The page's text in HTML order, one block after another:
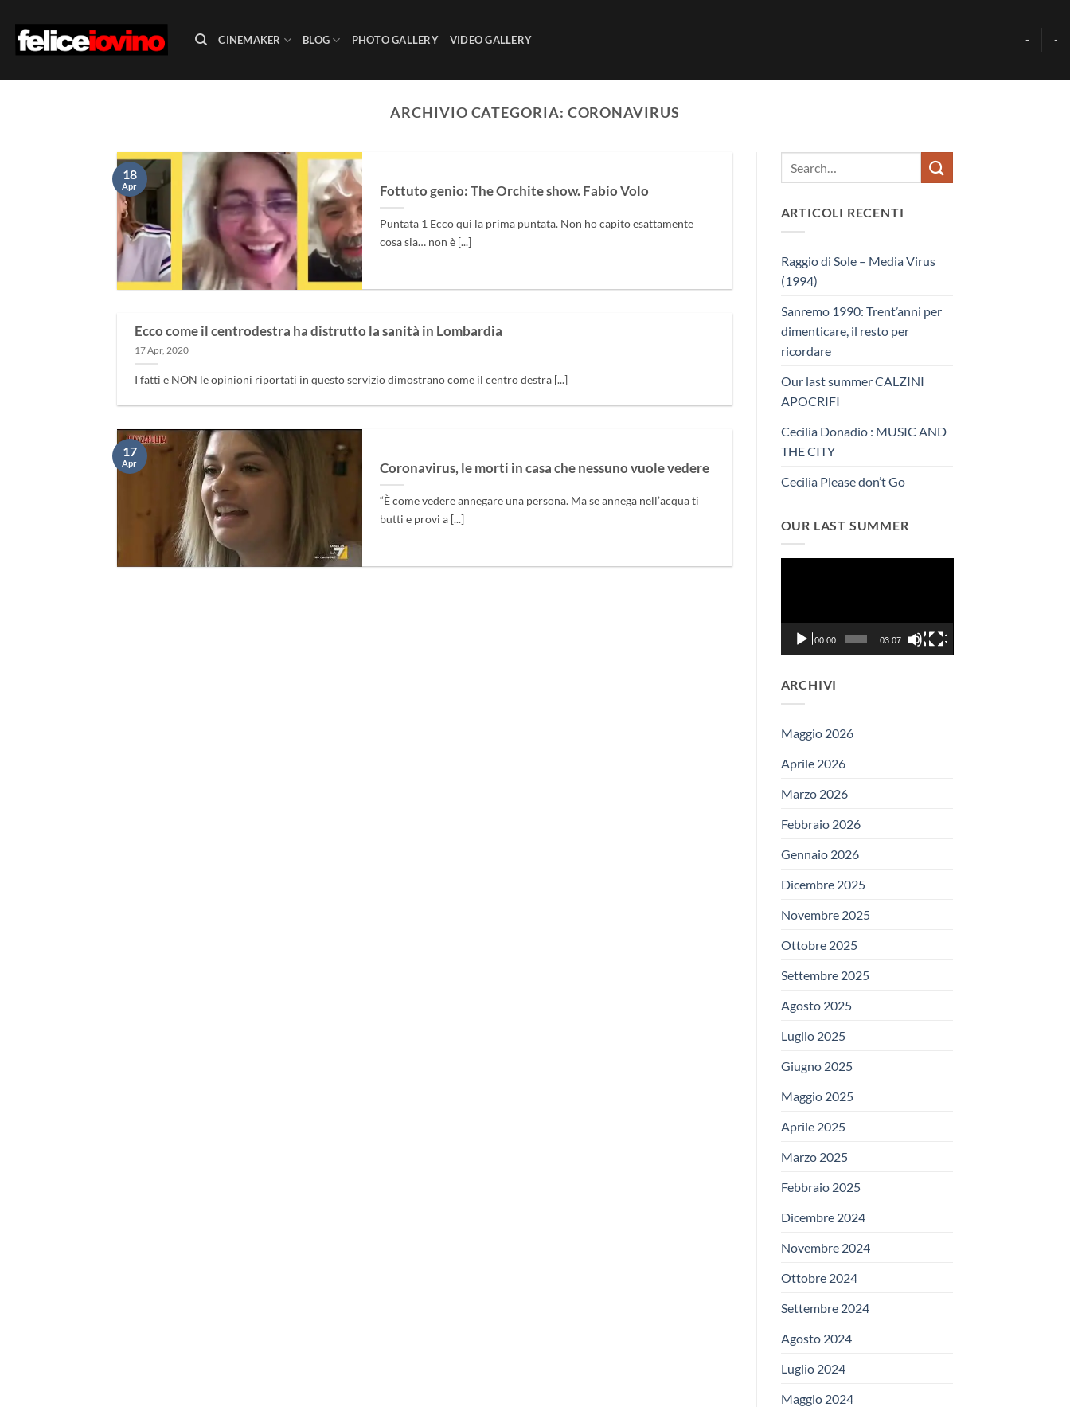
contenuti
CINEMAKER BLOG PHOTO GALLERY VIDEO GALLERY - -
ARCHIVIO CATEGORIA: CORONAVIRUS
Fottuto genio: The Orchite show. Fabio Volo
Puntata 1 Ecco qui la prima puntata. Non ho capito esattamente
cosa sia… non è [...]
18
Apr
Ecco come il centrodestra ha distrutto la sanità in Lombardia
17 Apr, 2020
I fatti e NON le opinioni riportati in questo servizio dimostrano come il centro destra [...]
Coronavirus, le morti in casa che nessuno vuole vedere
“È come vedere annegare una persona. Ma se annega nell’acqua ti
butti e provi a [...]
17
Apr
ARTICOLI RECENTI
Raggio di Sole – Media Virus
(1994)
Sanremo 1990: Trent’anni per
dimenticare, il resto per
ricordare
Our last summer CALZINI
APOCRIFI
Cecilia Donadio : MUSIC AND
THE CITY
Cecilia Please don’t Go
OUR LAST SUMMER
00:00 03:07
ARCHIVI
Maggio 2026
Aprile 2026
Marzo 2026
Febbraio 2026
Gennaio 2026
Dicembre 2025
Novembre 2025
Ottobre 2025
Settembre 2025
Agosto 2025
Luglio 2025
Giugno 2025
Maggio 2025
Aprile 2025
Marzo 2025
Febbraio 2025
Dicembre 2024
Novembre 2024
Ottobre 2024
Settembre 2024
Agosto 2024
Luglio 2024
Maggio 2024